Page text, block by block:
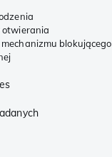
otwierania
blokującego